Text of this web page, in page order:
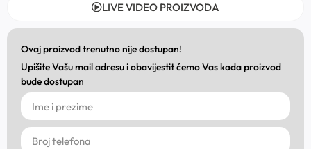
LIVE VIDEO PROIZVODA
Ovaj proizvod trenutno nije dostupan!
Upišite Vašu mail adresu i obavijestit ćemo Vas kada proizvod
bude dostupan